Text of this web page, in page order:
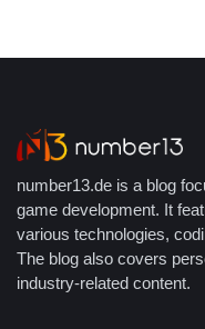
number13.de is a blog
game development. It
various technologies,
The blog also covers
industry-related content.